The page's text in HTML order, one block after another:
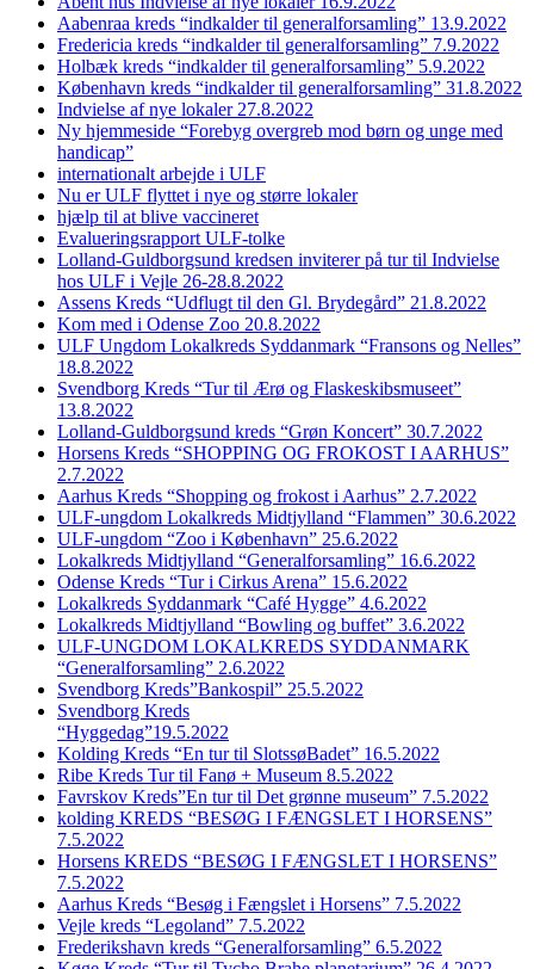
Aabenraa kreds “indkalder til generalforsamling” 13.9.2022
Fredericia kreds “indkalder til generalforsamling” 7.9.2022
Holbæk kreds “indkalder til generalforsamling” 5.9.2022
København kreds “indkalder til generalforsamling” 31.8.2022
Indvielse af nye lokaler 27.8.2022
Ny hjemmeside “Forebyg overgreb mod børn og unge med
handicap”
internationalt arbejde i ULF
Nu er ULF flyttet i nye og større lokaler
hjælp til at blive vaccineret
Evalueringsrapport ULF-tolke
Lolland-Guldborgsund kredsen inviterer på tur til Indvielse
hos ULF i Vejle 26-28.8.2022
Assens Kreds “Udflugt til den Gl. Brydegård” 21.8.2022
Kom med i Odense Zoo 20.8.2022
ULF Ungdom Lokalkreds Syddanmark “Fransons og Nelles”
18.8.2022
Svendborg Kreds “Tur til Ærø og Flaskeskibsmuseet”
13.8.2022
Lolland-Guldborgsund kreds “Grøn Koncert” 30.7.2022
Horsens Kreds “SHOPPING OG FROKOST I AARHUS”
2.7.2022
Aarhus Kreds “Shopping og frokost i Aarhus” 2.7.2022
ULF-ungdom Lokalkreds Midtjylland “Flammen” 30.6.2022
ULF-ungdom “Zoo i København” 25.6.2022
Lokalkreds Midtjylland “Generalforsamling” 16.6.2022
Odense Kreds “Tur i Cirkus Arena” 15.6.2022
Lokalkreds Syddanmark “Café Hygge” 4.6.2022
Lokalkreds Midtjylland “Bowling og buffet” 3.6.2022
ULF-UNGDOM LOKALKREDS SYDDANMARK
“Generalforsamling” 2.6.2022
Svendborg Kreds”Bankospil” 25.5.2022
Svendborg Kreds
“Hyggedag”19.5.2022
Kolding Kreds “En tur til SlotssøBadet” 16.5.2022
Ribe Kreds Tur til Fanø + Museum 8.5.2022
Favrskov Kreds”En tur til Det grønne museum” 7.5.2022
kolding KREDS “BESØG I FÆNGSLET I HORSENS”
7.5.2022
Horsens KREDS “BESØG I FÆNGSLET I HORSENS”
7.5.2022
Aarhus Kreds “Besøg i Fængslet i Horsens” 7.5.2022
Vejle kreds “Legoland” 7.5.2022
Frederikshavn kreds “Generalforsamling” 6.5.2022